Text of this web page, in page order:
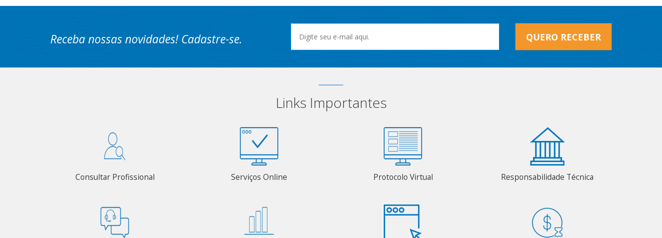
Receba nossas novidades! Cadastre-se. QUERO RECEBER
Links Importantes
Consultar Profissional Serviços Online Protocolo Virtual Responsabilidade Técnica